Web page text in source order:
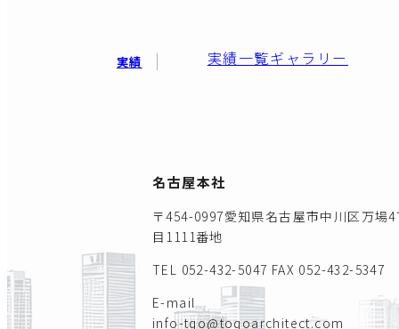
実績 実績一覧ギャラリー
名古屋本社
〒454-0997愛知県名古屋市中川区万場
目1111番地
TEL 052-432-5047 FAX 052-432-5347
E-mail
info-tqo@toqoarchitect.com